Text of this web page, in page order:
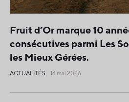
Fruit d’Or marque 10
consécutives parmi Les
les Mieux Gérées.
ACTUALITÉS 14 mai 2026